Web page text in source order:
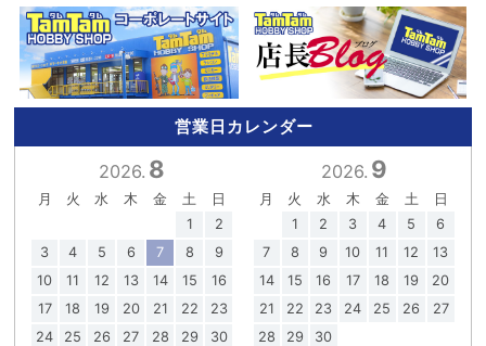
営業日カレンダー
2026. 8
月 火 水 木 金 土
日
1
2
3
4 5 6 7 8
9
10
11 12 13 14 15
16
17
18 19 20 21 22
23
24
25 26 27 28 29
30
2026. 9
月 火 水 木 金 土
日
1
2 3 4 5
6
7
8 9 10 11 12
13
14
15 16 17 18 19
20
21
22 23 24 25 26
27
28
29 30